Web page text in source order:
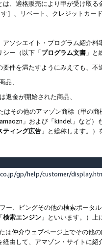
は、適格販売により甲が受け取
］、リベート、クレジットカー
ソシエイト・プログラム紹介
シー（以下「プログラム文書 」と
件を満たすようにみえても、
品、
返金が開始された商品、
はその他のアマゾン商標（甲の
」および「kindel」など
ティング広告 」と総称します。）
gp/help/customer/
ー、ビングその他の検索ポータ
検索エンジン 」といいます。）
は仲介ウェブページ上でその他
経由して、アマゾン・サイトに紹